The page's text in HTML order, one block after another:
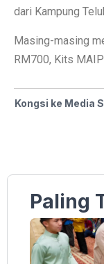
dari Kampung
Masing-masing
RM700, Kits
Kongsi ke Media
Paling